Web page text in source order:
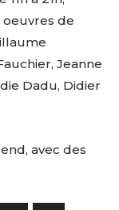
oeuvres de
Jeanne
Dadu, Didier
avec des